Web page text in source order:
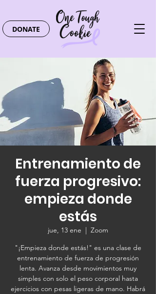
DONATE
Entrenamiento de
fuerza progresivo:
empieza donde
estás
jue, 13 ene
  |
Zoom
"¡Empieza donde estás!" es una clase de
entrenamiento de fuerza de progresión
lenta. Avanza desde movimientos muy
simples con solo el peso corporal hasta
ejercicios con pesas ligeras de mano. Habrá